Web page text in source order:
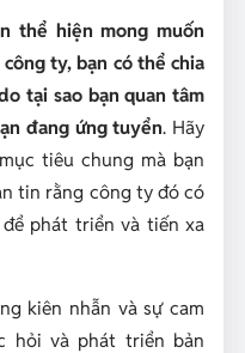
thể hiện mong muốn
ty, bạn có thể chia
tại sao bạn quan tâm
đang ứng tuyển. Hãy
tiêu chung mà bạn
tin rằng công ty đó có
phát triển và tiến xa
kiên nhẫn và sự cam
hỏi và phát triển bản